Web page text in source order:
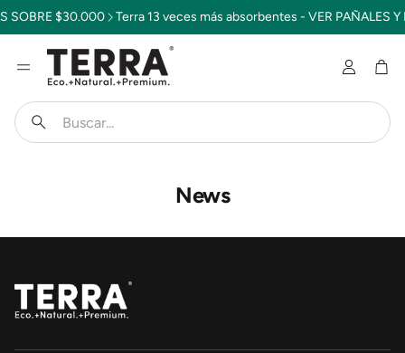
SOBRE $30.000 Terra 13 veces más absorbentes - VER PAÑALES Y
Buscar
Cuenta
News